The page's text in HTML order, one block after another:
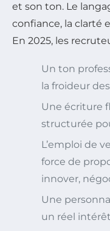
et son ton. Le
confiance, la clarté
En 2025, les
Un ton
la froideur
Une écriture
structurée
L’emploi de
force de
innover,
Une
un réel